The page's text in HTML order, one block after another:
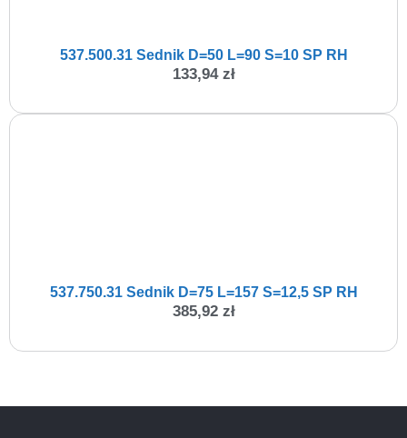
537.500.31 Sednik D=50 L=90 S=10 SP RH
133,94 zł
537.750.31 Sednik D=75 L=157 S=12,5 SP RH
385,92 zł